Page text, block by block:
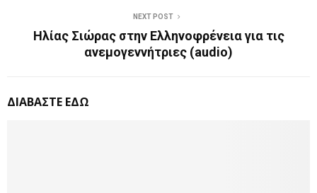
NEXT POST
Ηλίας Σιώρας στην Ελληνοφρένεια για τις
ανεμογεννήτριες (audio)
ΔΙΑΒΑΣΤΕ ΕΔΩ